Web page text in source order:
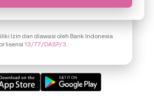
Izin dan diawasi oleh Bank Indonesia
lisensi13/77/DASP/3.